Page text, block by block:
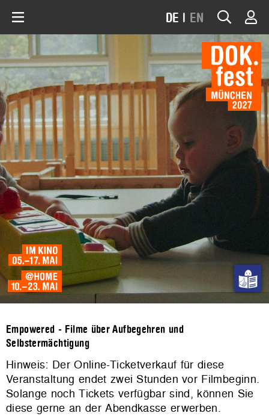
DE | EN
Empowered - Filme über Aufbegehren und
Selbstermächtigung
Hinweis: Der Online-Ticketverkauf für diese
Veranstaltung endet zwei Stunden vor Filmbeginn.
Solange noch Tickets verfügbar sind, können Sie
diese gerne an der Abendkasse erwerben.